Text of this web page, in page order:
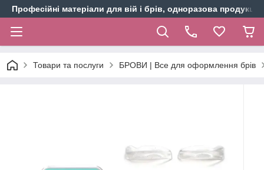
Професійні матеріали для вій і брів, одноразова продукція
Товари та послуги БРОВИ | Все для оформлення брів